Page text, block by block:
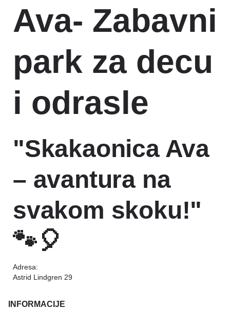
Ava- Zabavni
park za decu
i odrasle
"Skakaonica Ava
– avantura na
svakom skoku!"
🐾🎈
Adresa:
Astrid Lindgren 29
INFORMACIJE